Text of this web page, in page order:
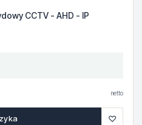
CCTV - AHD - IP
netto
♡